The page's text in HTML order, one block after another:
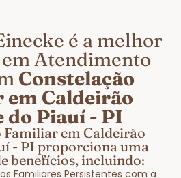
é a melhor
Atendimento
Constelação
Caldeirão
do Piauí - PI
Familiar em Caldeirão
- PI proporciona uma
benefícios, incluindo:
Familiares Persistentes com a